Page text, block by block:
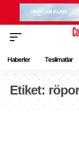
Haberler Teslimatlar
Etiket: